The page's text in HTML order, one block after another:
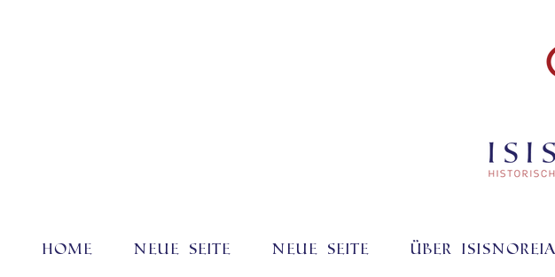
Home Neue Seite Neue Seite Über ISISNOREIA